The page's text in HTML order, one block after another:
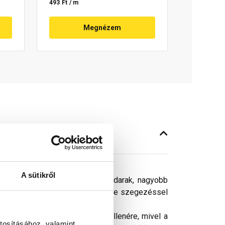
A sütikről
493 Ft / m
Megnézem
a levegőt beengedi, a madarak, nagyobb
Anyaga alumínium, rögzítése szegezéssel
megjelenítését. Ennek ellenére, mivel a